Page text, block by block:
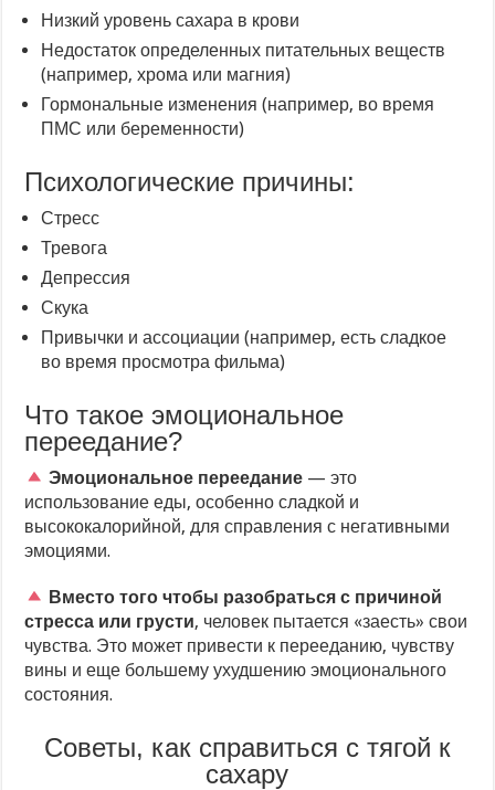
Низкий уровень сахара в крови
Недостаток определенных питательных веществ
(например, хрома или магния)
Гормональные изменения (например, во время
ПМС или беременности)
Психологические причины:
Стресс
Тревога
Депрессия
Скука
Привычки и ассоциации (например, есть сладкое
во время просмотра фильма)
Что такое эмоциональное
переедание?
Эмоциональное переедание — это
использование еды, особенно сладкой и
высококалорийной, для справления с негативными
эмоциями.
Вместо того чтобы разобраться с причиной
стресса или грусти, человек пытается «заесть» свои
чувства. Это может привести к перееданию, чувству
вины и еще большему ухудшению эмоционального
состояния.
Советы, как справиться с тягой к
сахару